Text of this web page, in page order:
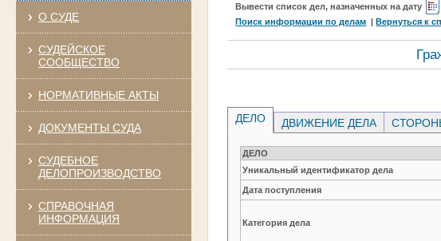
О СУДЕ
СУДЕЙСКОЕ
СООБЩЕСТВО
НОРМАТИВНЫЕ АКТЫ
ДОКУМЕНТЫ СУДА
СУДЕБНОЕ
ДЕЛОПРОИЗВОДСТВО
СПРАВОЧНАЯ
ИНФОРМАЦИЯ
Вывести список дел, назначенных на дату
Поиск информации по делам |Вернуться к
ДЕЛО ДВИЖЕНИЕ ДЕЛА
ДЕЛО
Уникальный идентификатор дела
Дата поступления
Категория дела